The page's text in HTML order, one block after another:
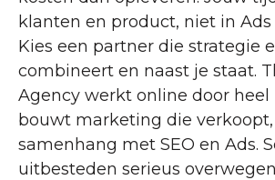
klanten en product, niet in Ads
Kies een partner die strategie
combineert en naast je staat.
Agency werkt online door heel
bouwt marketing die
samenhang met SEO en Ads.
uitbesteden serieus